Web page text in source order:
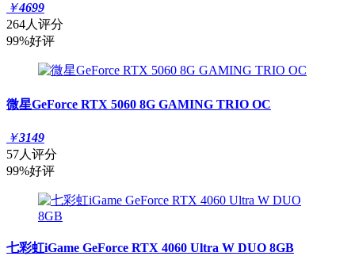
￥4699
264人评分
99%好评
微星GeForce RTX 5060 8G GAMING TRIO OC
￥3149
57人评分
99%好评
七彩虹iGame GeForce RTX 4060 Ultra W DUO 8GB